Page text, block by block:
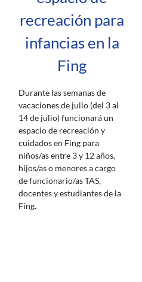
recreación para
infancias en la
Fing
Durante las semanas de
vacaciones de julio (del 3 al
14 de julio) funcionará un
espacio de recreación y
cuidados en Fing para
niños/as entre 3 y 12 años,
hijos/as o menores a cargo
de funcionario/as TAS,
docentes y estudiantes de la
Fing.